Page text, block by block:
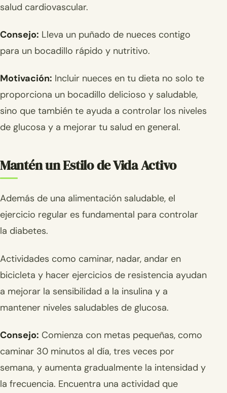
salud cardiovascular.
Consejo: Lleva un puñado de nueces contigo
para un bocadillo rápido y nutritivo.
Motivación: Incluir nueces en tu dieta no solo te
proporciona un bocadillo delicioso y saludable,
sino que también te ayuda a controlar los niveles
de glucosa y a mejorar tu salud en general.
Mantén un Estilo de Vida Activo
Además de una alimentación saludable, el
ejercicio regular es fundamental para controlar
la diabetes.
Actividades como caminar, nadar, andar en
bicicleta y hacer ejercicios de resistencia ayudan
a mejorar la sensibilidad a la insulina y a
mantener niveles saludables de glucosa.
Consejo: Comienza con metas pequeñas, como
caminar 30 minutos al día, tres veces por
semana, y aumenta gradualmente la intensidad y
la frecuencia. Encuentra una actividad que